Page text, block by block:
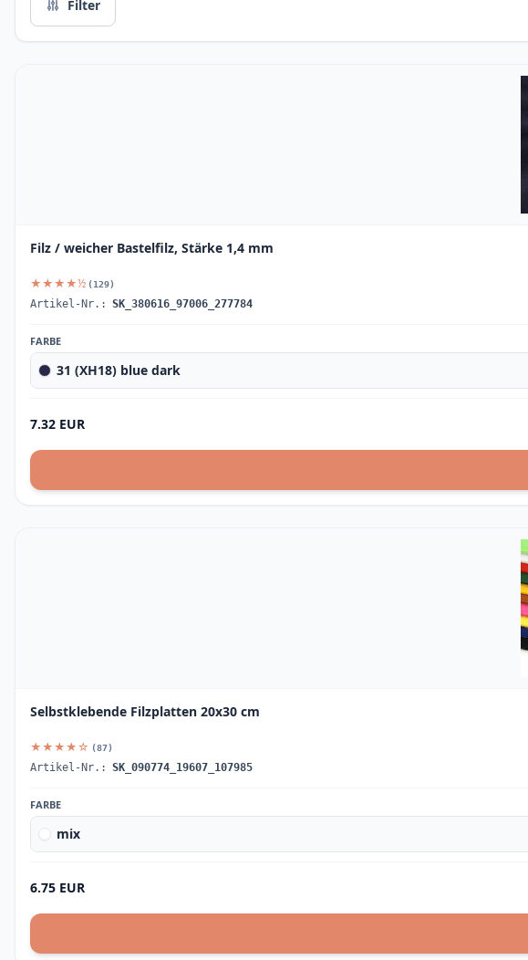
Filter
Filz / weicher Bastelfilz, Stärke 1,4 mm
★★★★½ (129)
Artikel-Nr.: SK_380616_97006_277784
FARBE
31 (XH18) blue dark
7.32 EUR
Selbstklebende Filzplatten 20x30 cm
★★★★☆ (87)
Artikel-Nr.: SK_090774_19607_107985
FARBE
mix
6.75 EUR